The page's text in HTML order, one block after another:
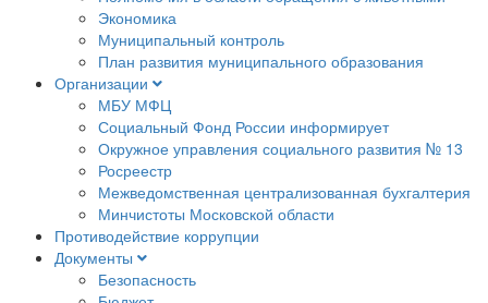
Экономика
Муниципальный контроль
План развития муниципального образования
Организации
МБУ МФЦ
Социальный Фонд России информирует
Окружное управления социального развития № 13
Росреестр
Межведомственная централизованная бухгалтерия
Минчистоты Московской области
Противодействие коррупции
Документы
Безопасность